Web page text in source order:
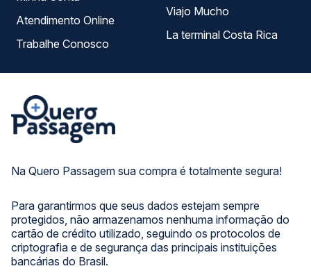
Na Quero Passagem sua compra é totalmente segura!
Para garantirmos que seus dados estejam sempre
protegidos, não armazenamos nenhuma informação do
cartão de crédito utilizado, seguindo os protocolos de
criptografia e de segurança das principais instituições
bancárias do Brasil.
Atendimento Online
Trabalhe Conosco
Viajo Mucho
La terminal Costa Rica